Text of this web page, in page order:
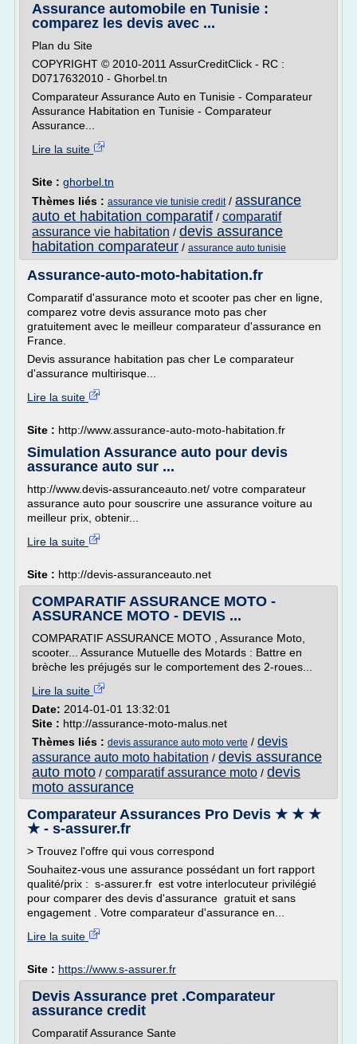
Assurance automobile en Tunisie :
comparez les devis avec ...
Plan du Site
COPYRIGHT © 2010-2011 AssurCreditClick - RC :
D0717632010 - Ghorbel.tn
Comparateur Assurance Auto en Tunisie - Comparateur
Assurance Habitation en Tunisie - Comparateur
Assurance...
Lire la suite
Site : ghorbel.tn
Thèmes liés : assurance vie tunisie credit/ assurance
auto et habitation comparatif / comparatif
assurance vie habitation / devis assurance
habitation comparateur / assurance auto tunisie
Assurance-auto-moto-habitation.fr
Comparatif d'assurance moto et scooter pas cher en ligne,
comparez votre devis assurance moto pas cher
gratuitement avec le meilleur comparateur d'assurance en
France.
Devis assurance habitation pas cher Le comparateur
d'assurance multirisque...
Lire la suite
Site : http://www.assurance-auto-moto-habitation.fr
Simulation Assurance auto pour devis
assurance auto sur ...
http://www.devis-assuranceauto.net/ votre comparateur
assurance auto pour souscrire une assurance voiture au
meilleur prix, obtenir...
Lire la suite
Site : http://devis-assuranceauto.net
COMPARATIF ASSURANCE MOTO -
ASSURANCE MOTO - DEVIS ...
COMPARATIF ASSURANCE MOTO , Assurance Moto,
scooter... Assurance Mutuelle des Motards : Battre en
brèche les préjugés sur le comportement des 2-roues...
Lire la suite
Date: 2014-01-01 13:32:01
Site : http://assurance-moto-malus.net
Thèmes liés : devis assurance auto moto verte / devis
assurance auto moto habitation / devis assurance
auto moto / comparatif assurance moto / devis
moto assurance
Comparateur Assurances Pro Devis ★ ★ ★
★ - s-assurer.fr
> Trouvez l'offre qui vous correspond
Souhaitez-vous une assurance possédant un fort rapport
qualité/prix : s-assurer.fr est votre interlocuteur privilégié
pour comparer des devis d'assurance gratuit et sans
engagement . Votre comparateur d'assurance en...
Lire la suite
Site : https://www.s-assurer.fr
Devis Assurance pret .Comparateur
assurance credit
Comparatif Assurance Sante